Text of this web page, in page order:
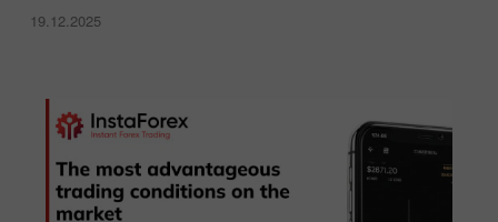
19.12.2025